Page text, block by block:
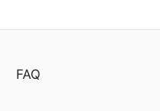
FAQ